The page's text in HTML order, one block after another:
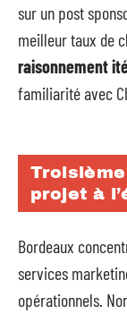
sur un post
meilleur taux de
raisonnement
familiarité avec
projet à
Bordeaux
services
opérationnels.